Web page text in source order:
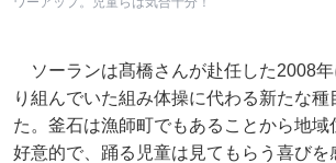
ソーランは髙橋さんが赴任した2008年
り組んでいた組み体操に代わる新たな種
た。釜石は漁師町でもあることから地域
好意的で、踊る児童は見てもらう喜びを